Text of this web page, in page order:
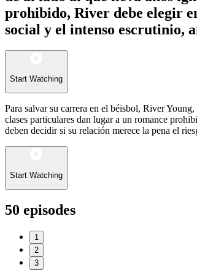
prohibido, River debe elegir
social y el intenso escrutinio,
Start Watching
Para salvar su carrera en el béisbol, River
clases particulares dan lugar a un romance
deben decidir si su relación merece la pena el
Start Watching
50 episodes
1
2
3